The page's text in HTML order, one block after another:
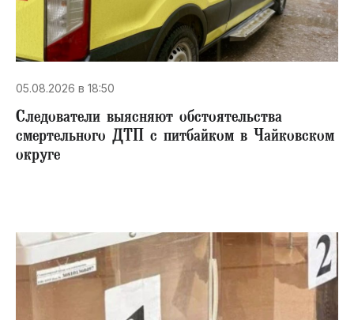
05.08.2026 в 18:50
Следователи выясняют обстоятельства
смертельного ДТП с питбайком в Чайковском
округе